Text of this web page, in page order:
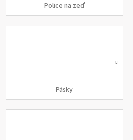
Police na zeď
Pásky